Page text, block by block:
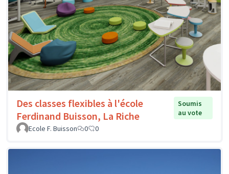
Des classes flexibles à l'école
Ferdinand Buisson, La Riche
Soumis
au vote
Ecole F. Buisson
0 0